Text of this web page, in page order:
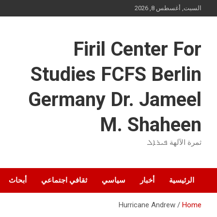
to
السبت, أغسطس 8, 2026
Firil Center For
Studies FCFS Berlin
Germany Dr. Jameel
M. Shaheen
ثمرة الآلهة ܦܝܪܐܠ
الرئيسية أخبار سياسي ثقافي اجتماعي أبحاث
Home
Hurricane Andrew